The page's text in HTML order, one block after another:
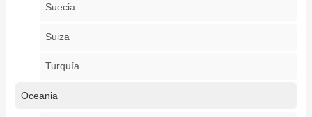
Suecia
Suiza
Turquía
Oceania